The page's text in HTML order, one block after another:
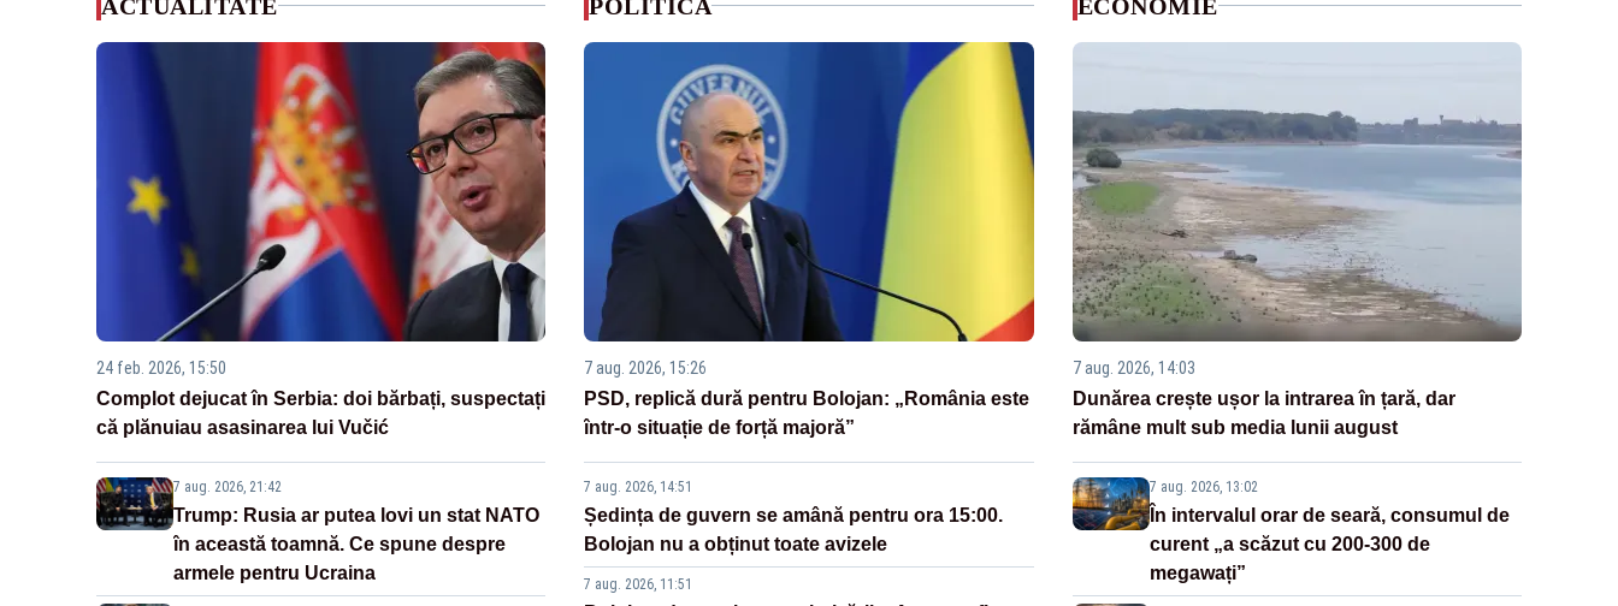
ACTUALITATE
24 feb. 2026, 15:50
Complot dejucat în Serbia: doi bărbați, suspectați
că plănuiau asasinarea lui Vučić
7 aug. 2026, 21:42
Trump: Rusia ar putea lovi un stat NATO
în această toamnă. Ce spune despre
armele pentru Ucraina
POLITICA
7 aug. 2026, 15:26
PSD, replică dură pentru Bolojan: „România este
într-o situație de forță majoră”
7 aug. 2026, 14:51
Ședința de guvern se amână pentru ora 15:00.
Bolojan nu a obținut toate avizele
7 aug. 2026, 11:51
ECONOMIE
7 aug. 2026, 14:03
Dunărea crește ușor la intrarea în țară, dar
rămâne mult sub media lunii august
7 aug. 2026, 13:02
În intervalul orar de seară, consumul de
curent „a scăzut cu 200-300 de
megawați”